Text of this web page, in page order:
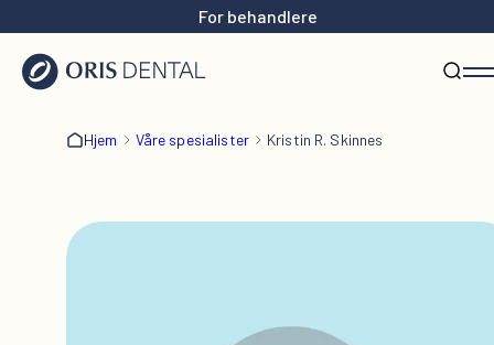
For behandlere
Hjem Våre spesialister Kristin R. Skinnes